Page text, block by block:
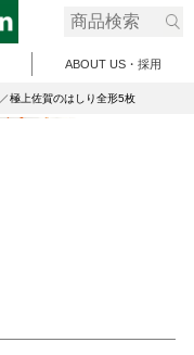
ABOUT US・採用
極上佐賀のはしり全形5枚